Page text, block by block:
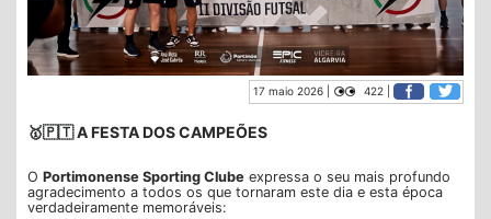
17 maio 2026 | 422 |
🥇🇵🇹 A FESTA DOS CAMPEÕES
O Portimonense Sporting Clube expressa o seu mais profundo
agradecimento a todos os que tornaram este dia e esta época
verdadeiramente memoráveis: